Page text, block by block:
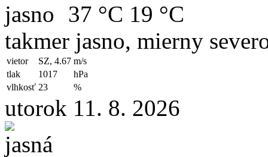
37 °C 19 °C
takmer jasno, mierny
vietor SZ, 4.67 m/s
tlak
1017
hPa
vlhkosť 23 %
utorok 11. 8. 2026